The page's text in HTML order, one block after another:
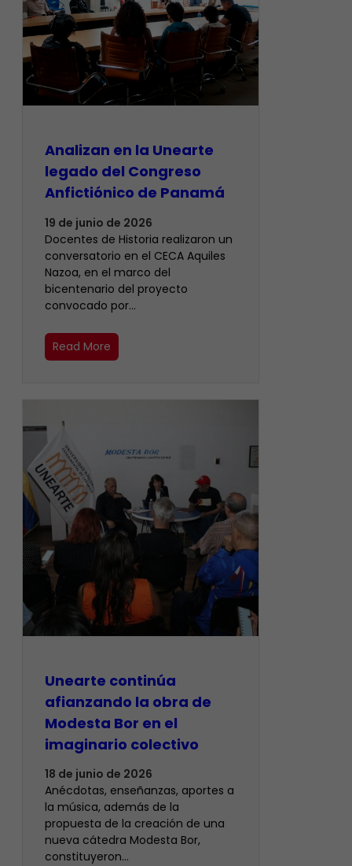
Analizan en la Unearte
legado del Congreso
Anfictiónico de Panamá
19 de junio de 2026
Docentes de Historia realizaron un
conversatorio en el CECA Aquiles
Nazoa, en el marco del
bicentenario del proyecto
convocado por…
Read More
Unearte continúa
afianzando la obra de
Modesta Bor en el
imaginario colectivo
18 de junio de 2026
Anécdotas, enseñanzas, aportes a
la música, además de la
propuesta de la creación de una
nueva cátedra Modesta Bor,
constituyeron…